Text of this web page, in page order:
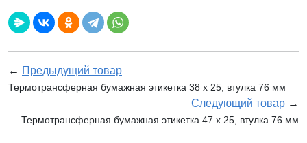
← Предыдущий товар
Термотрансферная бумажная этикетка 38 х 25, втулка 76 мм
Следующий товар →
Термотрансферная бумажная этикетка 47 х 25, втулка 76 мм